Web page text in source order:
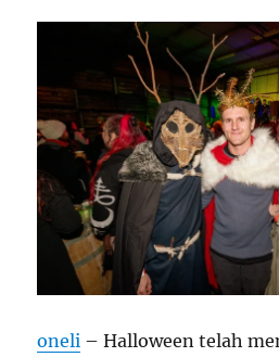
oneli – Halloween telah